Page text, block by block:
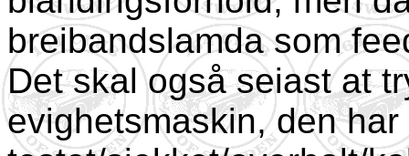
breibandslamda som
Det skal også seiast at
evighetsmaskin, den